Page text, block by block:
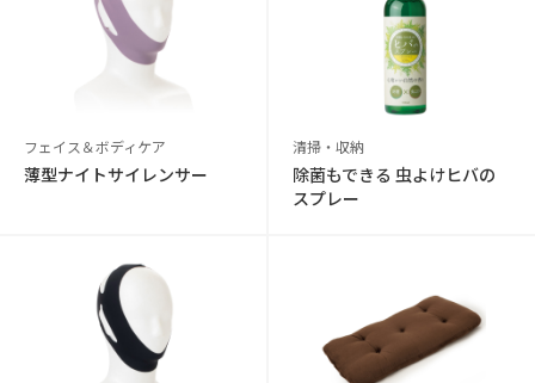
フェイス＆ボディケア
薄型ナイトサイレンサー
清掃・収納
除菌もできる 虫よけヒバの
スプレー